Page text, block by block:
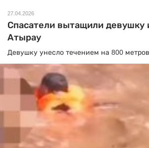
27.04.2026
Спасатели вытащили девушку
Атырау
Девушку унесло течением на 800